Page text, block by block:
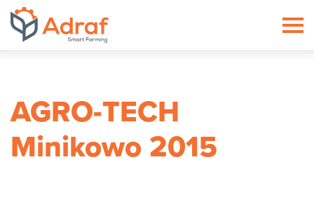
AGRO-TECH
Minikowo 2015
ADRAF // Producent maszyn